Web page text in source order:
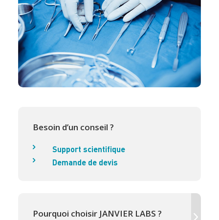
Besoin d’un conseil ?
Support scientifique
Demande de devis
Pourquoi choisir JANVIER LABS ?